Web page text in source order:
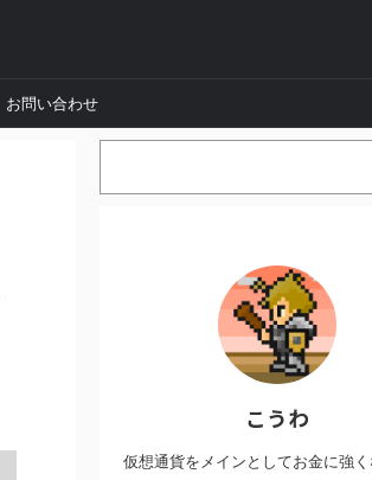
お問い合わせ
こうわ
仮想通貨をメインとしてお金に強